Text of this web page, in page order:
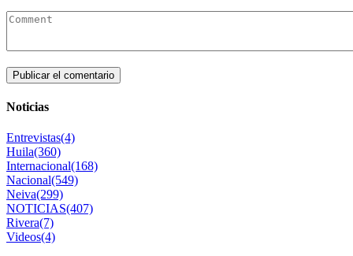
Noticias
Entrevistas(4)
Huila(360)
Internacional(168)
Nacional(549)
Neiva(299)
NOTICIAS(407)
Rivera(7)
Videos(4)